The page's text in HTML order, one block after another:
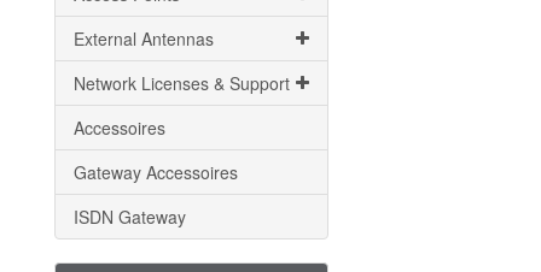
External Antennas
Network Licenses & Support
Accessoires
Gateway Accessoires
ISDN Gateway